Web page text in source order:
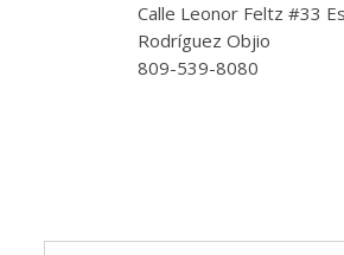
Calle Leonor Feltz #33
Rodríguez Objio
809-539-8080